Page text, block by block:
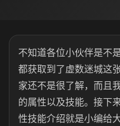
不知道各位小伙伴是不
都获取到了虚数迷城这
家还不是很了解，而且
的属性以及技能。接下
性技能介绍就是小编给